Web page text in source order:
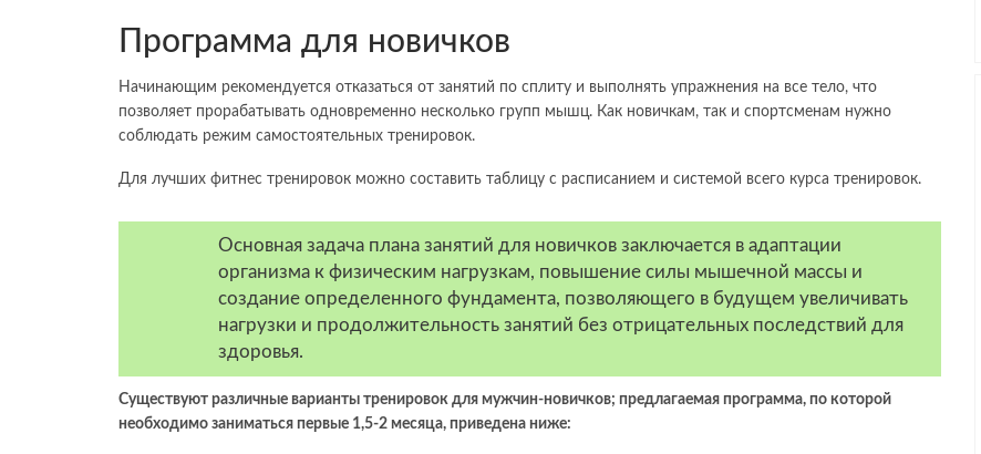
Программа для новичков
Начинающим рекомендуется отказаться от занятий по сплиту и выполнять упражнения на все тело, что
позволяет прорабатывать одновременно несколько групп мышц. Как новичкам, так и спортсменам нужно
соблюдать режим самостоятельных тренировок.
Для лучших фитнес тренировок можно составить таблицу с расписанием и системой всего курса тренировок.
Основная задача плана занятий для новичков заключается в адаптации
организма к физическим нагрузкам, повышение силы мышечной массы и
создание определенного фундамента, позволяющего в будущем увеличивать
нагрузки и продолжительность занятий без отрицательных последствий для
здоровья.
Существуют различные варианты тренировок для мужчин-новичков; предлагаемая программа, по которой
необходимо заниматься первые 1,5-2 месяца, приведена ниже: